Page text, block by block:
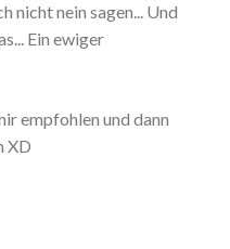
nicht nein sagen... Und
Ein ewiger
empfohlen und dann
XD